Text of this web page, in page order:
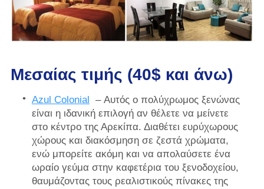
Μεσαίας τιμής (40$ και άνω)
Azul Colonial – Αυτός ο πολύχρωμος ξενώνας
είναι η ιδανική επιλογή αν θέλετε να μείνετε
στο κέντρο της Αρεκίπα. Διαθέτει ευρύχωρους
χώρους και διακόσμηση σε ζεστά χρώματα,
ενώ μπορείτε ακόμη και να απολαύσετε ένα
ωραίο γεύμα στην καφετέρια του ξενοδοχείου,
θαυμάζοντας τους ρεαλιστικούς πίνακες της